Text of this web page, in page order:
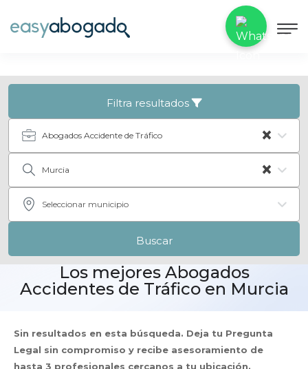
Filtra resultados
×
Abogados Accidente de Tráfico
×
Murcia
Seleccionar municipio
Buscar
Los mejores Abogados
Accidentes de Tráfico en Murcia
Sin resultados en esta búsqueda. Deja tu Pregunta
Legal sin compromiso y recibe asesoramiento de
hasta 3 profesionales cercanos a tu ubicación.